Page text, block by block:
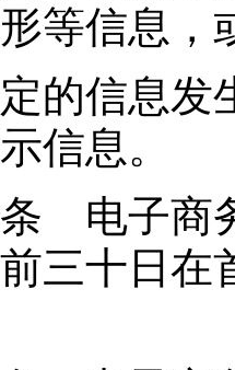
等信息，
信息发
信息。
子商务
三十日在